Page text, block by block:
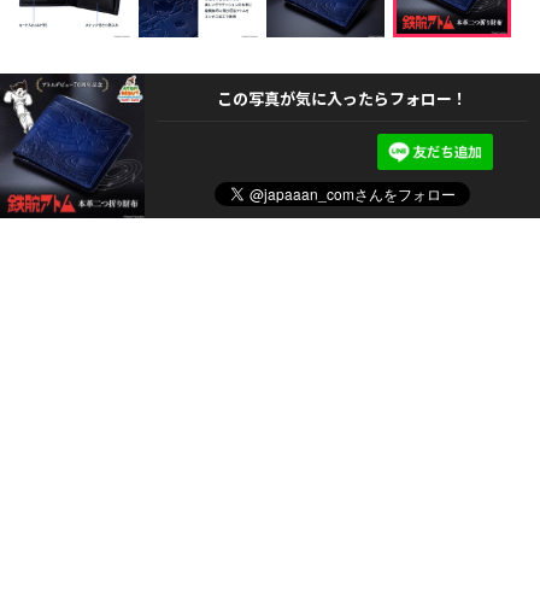
この写真が気に入ったらフォロー！